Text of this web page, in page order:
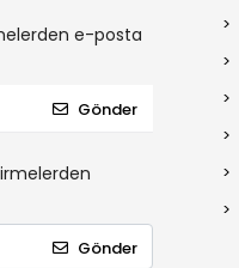
e-posta
Gönder
Gönder